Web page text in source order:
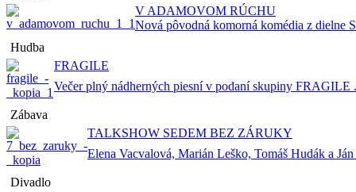
V ADAMOVOM RÚCHU
Nová pôvodná komorná komédia z dielne
Hudba
FRAGILE
Večer plný nádherných piesní v podaní skupiny FRAGILE
Zábava
TALKSHOW SEDEM BEZ ZÁRUKY
Elena Vacvalová, Marián Leško, Tomáš Hudák a Ján
Divadlo